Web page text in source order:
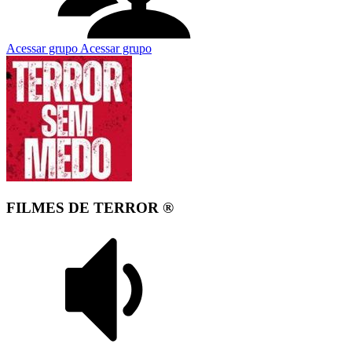
Acessar grupo Acessar grupo
FILMES DE TERROR ®️